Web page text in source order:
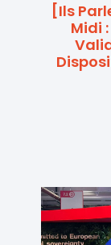
[Ils
Midi